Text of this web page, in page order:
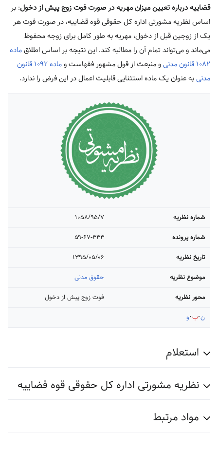
قضاییه درباره تعیین میزان مهریه در صورت فوت زوج پیش از دخول: بر
اساس نظریه مشورتی اداره کل حقوقی قوه قضاییه، در صورت فوت هر
یک از زوجین قبل از دخول، مهریه به طور کامل برای زوجه محفوظ
می‌ماند و می‌تواند تمام آن را مطالبه کند. این نتیجه بر اساس اطلاقماده
۱۰۸۲ قانون مدنی
و منبعث از قول مشهور فقهاست و
ماده ۱۰۹۲ قانون
مدنیبه عنوان یک ماده استثنایی قابلیت اعمال در این فرض را ندارد.
شماره نظریه
۱۰۵۸/۹۵/۷
شماره پرونده
۵۹-۶۷-۳۳۳
تاریخ نظریه
۱۳۹۵/۰۵/۰۶
موضوع نظریه
حقوق مدنی
محور نظریه
فوت زوج پیش از دخول
ن ب و
استعلام
نظریه مشورتی اداره کل حقوقی قوه قضاییه
مواد مرتبط